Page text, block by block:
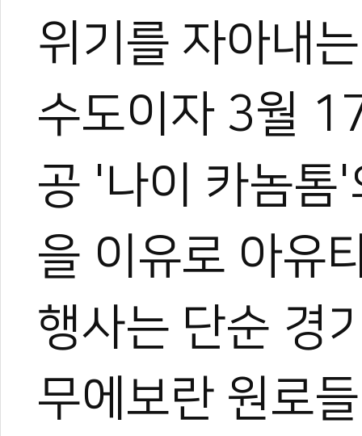
위기를 자아내
수도이자 3월
공 '나이 카놈톰
을 이유로 아유
행사는 단순 경
무에보란 원로